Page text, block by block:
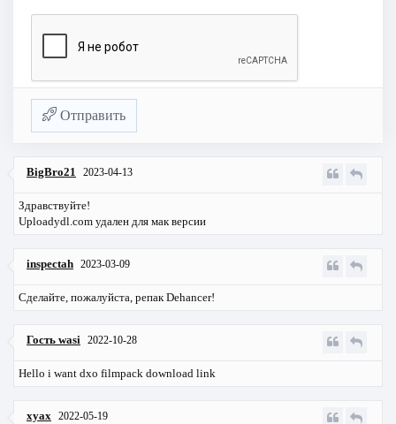
Отправить
BigBro21 2023-04-13
Здравствуйте!
Uploadydl.com удален для мак версии
inspectah 2023-03-09
Сделайте, пожалуйста, репак Dehancer!
Гость wasi 2022-10-28
Hello i want dxo filmpack download link
xyax 2022-05-19